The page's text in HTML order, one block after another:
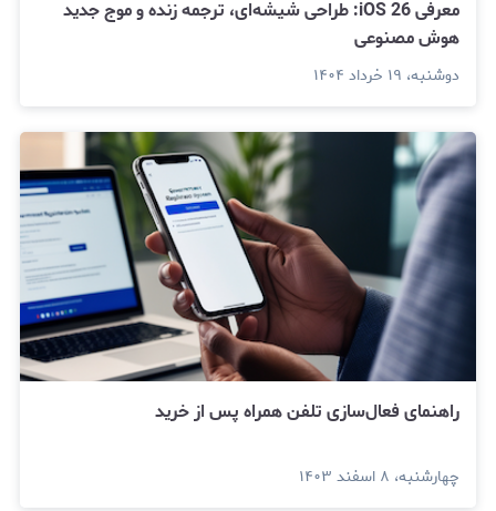
معرفی iOS 26: طراحی شیشه‌ای، ترجمه زنده و موج جدید
هوش مصنوعی
دوشنبه، ۱۹ خرداد ۱۴۰۴
راهنمای فعال‌سازی تلفن همراه پس از خرید
چهارشنبه، ۸ اسفند ۱۴۰۳